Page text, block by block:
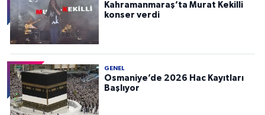
Kahramanmaraş’ta Murat Kekilli
konser verdi
GENEL
Osmaniye’de 2026 Hac Kayıtları
Başlıyor